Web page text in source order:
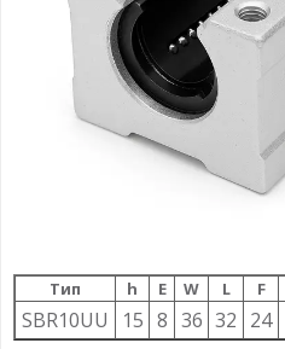
Тип h E W L F
SBR10UU 15 8 36 32 24